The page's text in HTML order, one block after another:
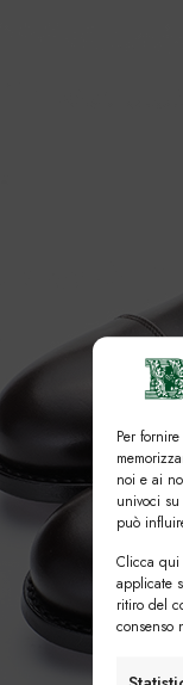
Per
noi e ai
univoci
può
Clicca qui
applicate
ritiro del
consenso